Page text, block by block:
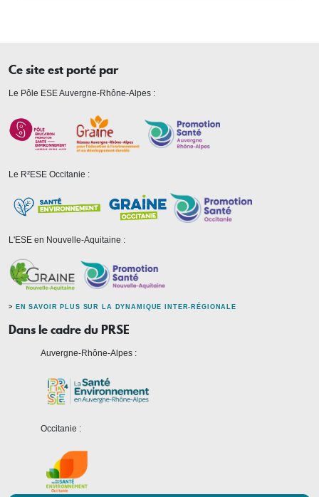
Ce site est porté par
Le Pôle ESE Auvergne-Rhône-Alpes :
Le R²ESE Occitanie :
L'ESE en Nouvelle-Aquitaine :
> EN SAVOIR PLUS SUR LA DYNAMIQUE INTER-RÉGIONALE
Dans le cadre du PRSE
Auvergne-Rhône-Alpes :
Occitanie :